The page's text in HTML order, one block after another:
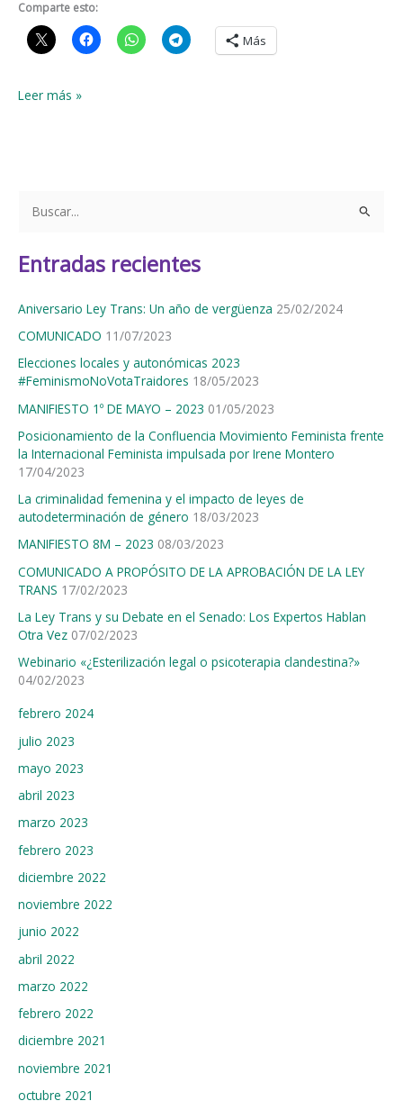
Comparte esto:
Más
MANIFIESTO
Leer más »
c
o
Entradas recientes
Aniversario Ley Trans: Un año de vergüenza 25/02/2024
COMUNICADO 11/07/2023
Elecciones locales y autonómicas 2023
#FeminismoNoVotaTraidores 18/05/2023
MANIFIESTO 1º DE MAYO – 2023 01/05/2023
Posicionamiento de la Confluencia Movimiento Feminista frente
la Internacional Feminista impulsada por Irene Montero
17/04/2023
La criminalidad femenina y el impacto de leyes de
autodeterminación de género 18/03/2023
MANIFIESTO 8M – 2023 08/03/2023
COMUNICADO A PROPÓSITO DE LA APROBACIÓN DE LA LEY
TRANS 17/02/2023
La Ley Trans y su Debate en el Senado: Los Expertos Hablan
Otra Vez 07/02/2023
Webinario «¿Esterilización legal o psicoterapia clandestina?»
04/02/2023
febrero 2024
julio 2023
mayo 2023
abril 2023
marzo 2023
febrero 2023
diciembre 2022
noviembre 2022
junio 2022
abril 2022
marzo 2022
febrero 2022
diciembre 2021
noviembre 2021
octubre 2021